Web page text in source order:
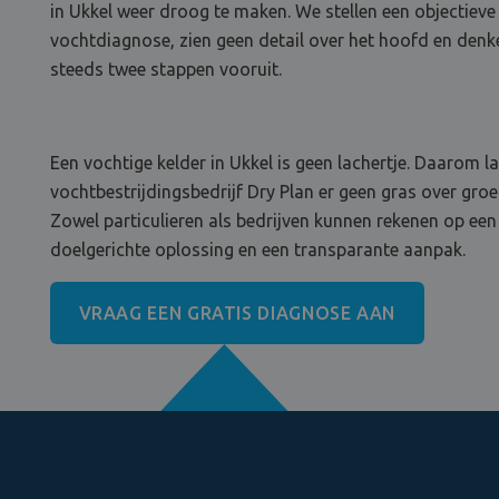
in Ukkel weer droog te maken. We stellen een objectieve
vochtdiagnose, zien geen detail over het hoofd en
steeds twee stappen vooruit.
Een vochtige kelder in Ukkel is geen lachertje. Daarom
vochtbestrijdingsbedrijf Dry Plan er geen gras over
Zowel particulieren als bedrijven kunnen rekenen op een
doelgerichte oplossing en een transparante aanpak.
VRAAG EEN GRATIS DIAGNOSE AAN